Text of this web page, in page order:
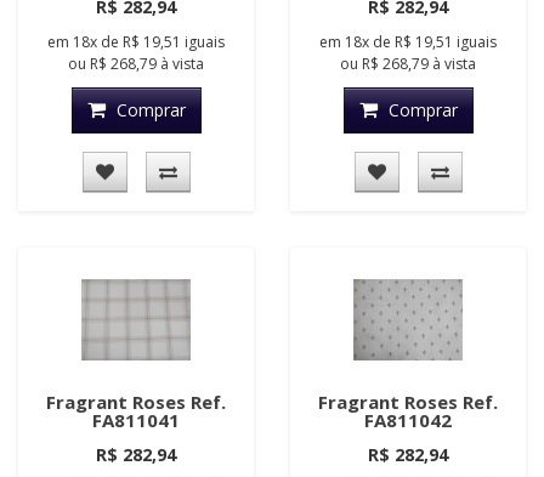
R$ 282,94
em 18x de R$ 19,51 iguais
ou R$ 268,79 à vista
Comprar
R$ 282,94
em 18x de R$ 19,51 iguais
ou R$ 268,79 à vista
Comprar
Fragrant Roses Ref.
FA811041
R$ 282,94
Fragrant Roses Ref.
FA811042
R$ 282,94